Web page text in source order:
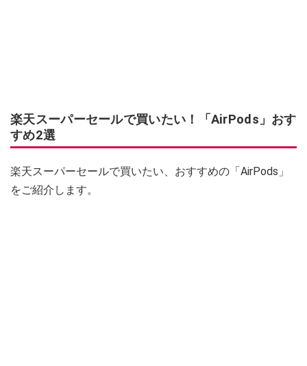
楽天スーパーセールで買いたい！「AirPods」おす
すめ2選
楽天スーパーセールで買いたい、おすすめの「AirPods」
をご紹介します。